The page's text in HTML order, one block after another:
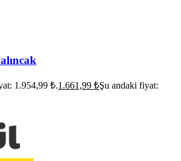
1.954,99 ₺.1.661,99 ₺Şu andaki fiyat: